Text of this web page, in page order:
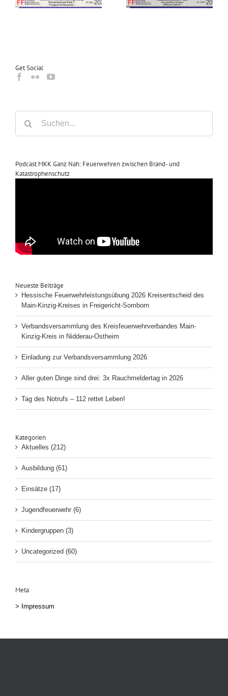
Nidderau-Ostheim
Get Social
Suche
nach:
Podcast MKK Ganz Nah: Feuerwehren zwischen Brand- und
Katastrophenschutz
Neueste Beiträge
Hessische Feuerwehrleistungsübung 2026 Kreisentscheid des
Main-Kinzig-Kreises in Freigericht-Somborn
Verbandsversammlung des Kreisfeuerwehrverbandes Main-
Kinzig-Kreis in Nidderau-Ostheim
Einladung zur Verbandsversammlung 2026
Aller guten Dinge sind drei: 3x Rauchmeldertag in 2026
Tag des Notrufs – 112 rettet Leben!
Kategorien
Aktuelles (212)
Ausbildung (61)
Einsätze (17)
Jugendfeuerwehr (6)
Kindergruppen (3)
Uncategorized (60)
Meta
> Impressum